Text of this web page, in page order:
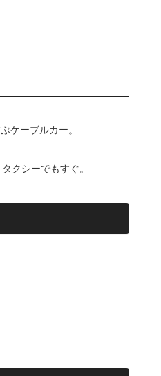
ケーブルカー。
クシーでもすぐ。